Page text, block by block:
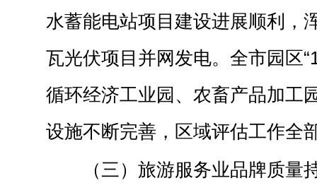
水蓄能电站项目建设进展顺利，
瓦光伏项目并网发电。全市园区
循环经济工业园、农畜产品加工
设施不断完善，区域评估工作全
（三）旅游服务业品牌质量